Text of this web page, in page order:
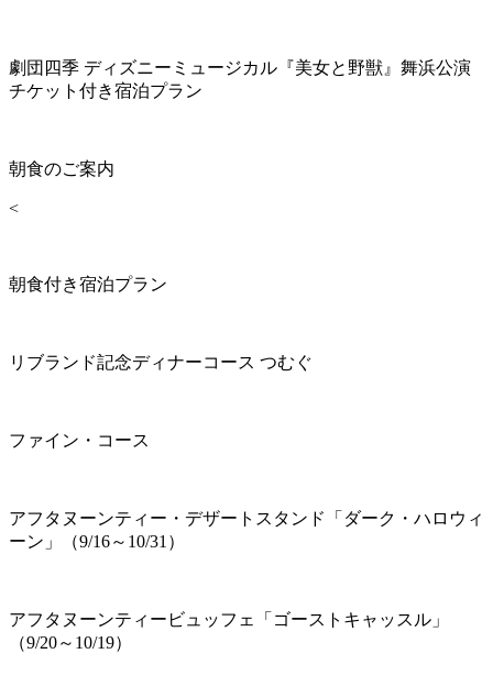
劇団四季 ディズニーミュージカル『美女と野獣』舞浜公演
チケット付き宿泊プラン
朝食のご案内
<
朝食付き宿泊プラン
リブランド記念ディナーコース つむぐ
ファイン・コース
アフタヌーンティー・デザートスタンド「ダーク・ハロウィ
ーン」（9/16～10/31）
アフタヌーンティービュッフェ「ゴーストキャッスル」
（9/20～10/19）